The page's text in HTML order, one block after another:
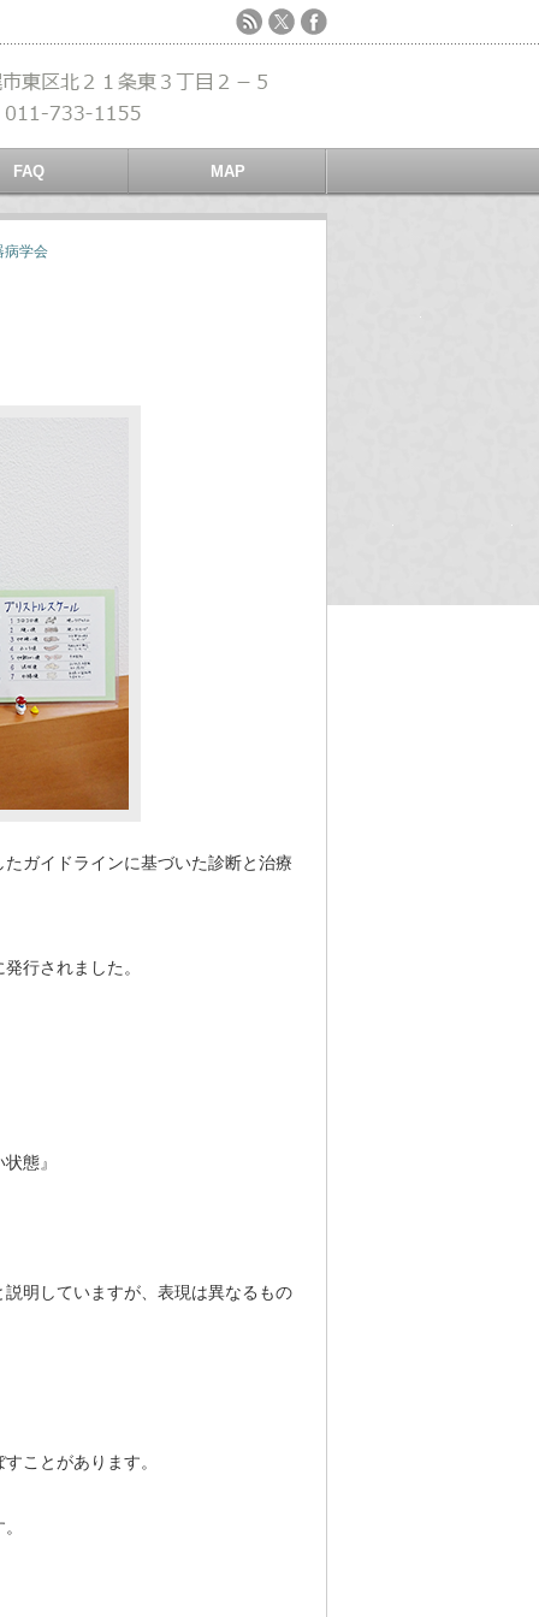
FAQ MAP
病学会
ガイドラインに基づいた診断と治療
行されました。
態』
明していますが、表現は異なるもの
ことがあります。